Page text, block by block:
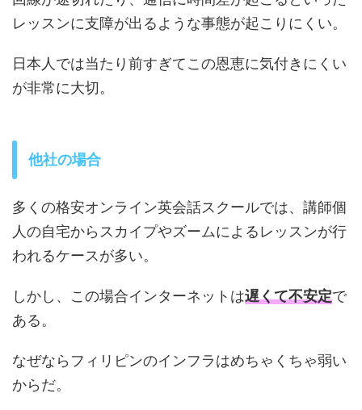
レッスンに支障が出るような事態が起こりにくい。
日本人では当たり前すぎてこの恩恵に気付きにくい
が非常に大切。
他社の場合
多くの格安オンライン英会話スクールでは、講師個
人の自宅からスカイプやズームによるレッスンが行
われるケースが多い。
しかし、この場合インターネットは遅くて不安定で
ある。
なぜならフィリピンのインフラはめちゃくちゃ弱い
からだ。